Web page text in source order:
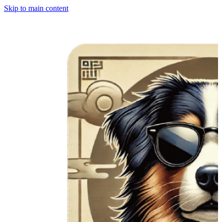
Skip to main content